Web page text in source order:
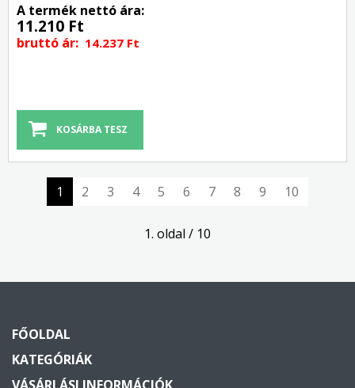
A termék nettó ára:
11.210 Ft
bruttó ár: 14.237 Ft
1 2 3 4 5 6 7 8 9 10
1. oldal / 10
FŐOLDAL
KATEGÓRIÁK